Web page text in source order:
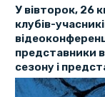
У вівторок, 26
клубів-
представники
сезону і